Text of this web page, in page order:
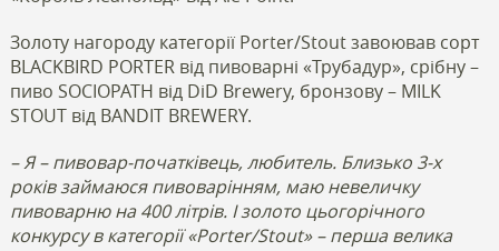
Золоту нагороду категорії Porter/Stout завоював сорт
BLACKBIRD PORTER від пивоварні «Трубадур», срібну –
пиво SOCIOPATH від DiD Brewery, бронзову – MILK
STOUT від BANDIT BREWERY.
– Я – пивовар-початківець, любитель. Близько 3-х
років займаюся пивоварінням, маю невеличку
пивоварню на 400 літрів. І золото цьогорічного
конкурсу в категорії «Porter/Stout» – перша велика